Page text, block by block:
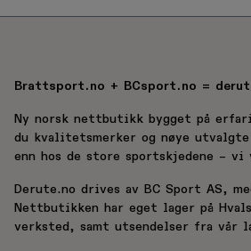
Brattsport.no + BCsport.no =
Ny norsk nettbutikk bygget på
du kvalitetsmerker og nøye
enn hos de store sportskjedene –
Derute.no drives av BC Sport AS,
Nettbutikken har eget lager på
verksted, samt utsendelser fra vår